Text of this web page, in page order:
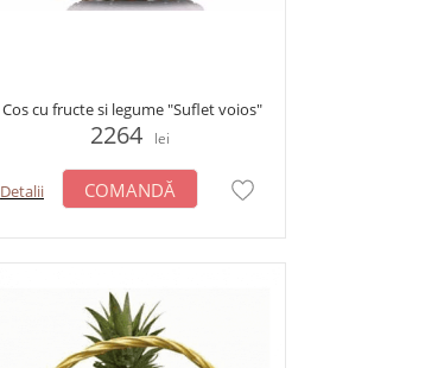
Cos cu fructe si legume "Suflet voios"
2264 lei
Detalii COMANDĂ